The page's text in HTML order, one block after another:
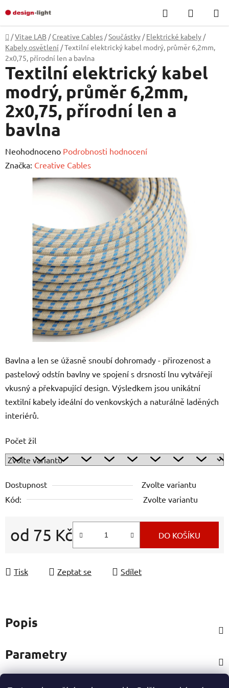
na
obsah
Hledat
KOŠÍK
Domů
/Vitae LAB / Creative Cables /Součástky / Elektrické kabely /
Kabely osvětlení /Textilní elektrický kabel modrý, průměr 6,2mm,
2x0,75, přírodní len a bavlna
Bavlna a len se úžasně snoubí dohromady - přirozenost a
pastelový odstín bavlny ve spojení s drsností lnu vytvářejí
vkusný a překvapující design. Výsledkem jsou unikátní
textilní kabely ideální do venkovských a naturálně laděných
interiérů.
Počet žil
Dostupnost
Zvolte variantu
Kód:
Zvolte variantu
od 75 Kč DO KOŠÍKU
Tisk Zeptat se Sdílet
Textilní elektrický kabel
modrý, průměr 6,2mm,
2x0,75, přírodní len a
bavlna
Průměrné
hodnocení
produktu
hvězdiček.
Neohodnoceno Podrobnosti hodnocení
Značka: Creative Cables
Popis
Parametry